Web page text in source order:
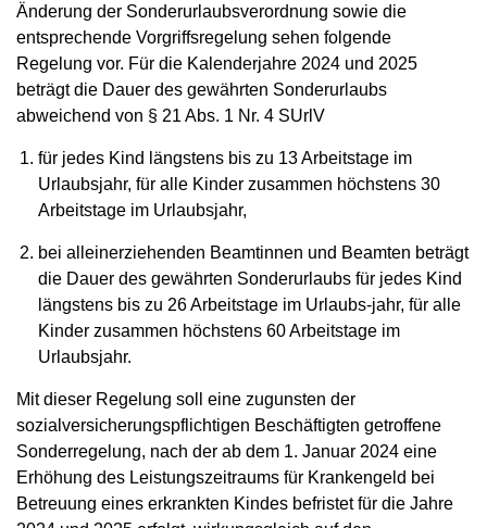
Änderung der Sonderurlaubsverordnung sowie die
entsprechende Vorgriffsregelung sehen folgende
Regelung vor. Für die Kalenderjahre 2024 und 2025
beträgt die Dauer des gewährten Sonderurlaubs
abweichend von § 21 Abs. 1 Nr. 4 SUrlV
für jedes Kind längstens bis zu 13 Arbeitstage im
Urlaubsjahr, für alle Kinder zusammen höchstens 30
Arbeitstage im Urlaubsjahr,
bei alleinerziehenden Beamtinnen und Beamten beträgt
die Dauer des gewährten Sonderurlaubs für jedes Kind
längstens bis zu 26 Arbeitstage im Urlaubs-jahr, für alle
Kinder zusammen höchstens 60 Arbeitstage im
Urlaubsjahr.
Mit dieser Regelung soll eine zugunsten der
sozialversicherungspflichtigen Beschäftigten getroffene
Sonderregelung, nach der ab dem 1. Januar 2024 eine
Erhöhung des Leistungszeitraums für Krankengeld bei
Betreuung eines erkrankten Kindes befristet für die Jahre